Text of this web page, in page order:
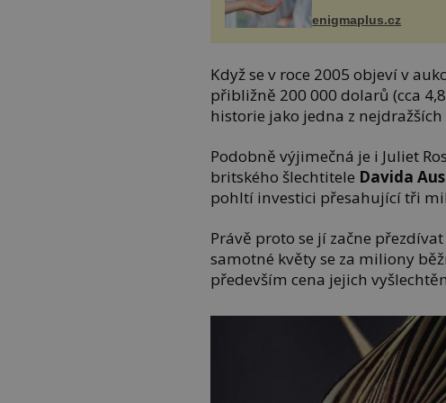
enigmaplus.cz
Když se v roce 2005 objeví v
přibližně 200 000 dolarů (cca
historie jako jedna z
Podobně výjimečná je i Juliet
britského šlechtitele Davida
pohltí investici přesahující tři
Právě proto se jí začne
samotné květy se za miliony
především cena jejich